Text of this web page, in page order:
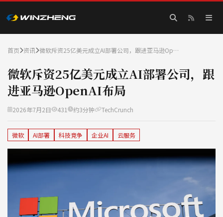
首页 资讯 微软斥资25亿美元成立AI部署公司，跟进亚马逊Op…
微软斥资25亿美元成立AI部署公司，跟
进亚马逊OpenAI布局
2026年7月2日 431 约3分钟 TechCrunch
微软 AI部署 科技竞争 企业AI 云服务